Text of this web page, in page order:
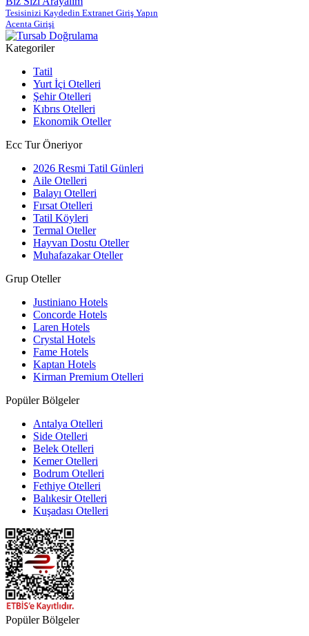
Tesisinizi Kaydedin Extranet Giriş Yapın
Acenta Girişi
Kategoriler
Tatil
Yurt İçi Otelleri
Şehir Otelleri
Kıbrıs Otelleri
Ekonomik Oteller
Ecc Tur Öneriyor
2026 Resmi Tatil Günleri
Aile Otelleri
Balayı Otelleri
Fırsat Otelleri
Tatil Köyleri
Termal Oteller
Hayvan Dostu Oteller
Muhafazakar Oteller
Grup Oteller
Justiniano Hotels
Concorde Hotels
Laren Hotels
Crystal Hotels
Fame Hotels
Kaptan Hotels
Kirman Premium Otelleri
Popüler Bölgeler
Antalya Otelleri
Side Otelleri
Belek Otelleri
Kemer Otelleri
Bodrum Otelleri
Fethiye Otelleri
Balıkesir Otelleri
Kuşadası Otelleri
Popüler Bölgeler